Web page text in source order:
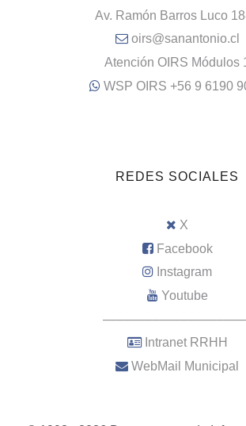
Av. Ramón Barros Luco
oirs@sanantonio.cl
Atención OIRS Módulos
WSP OIRS +56 9 6190
REDES SOCIALES
X
Facebook
Instagram
Youtube
Intranet RRHH
WebMail Municipal